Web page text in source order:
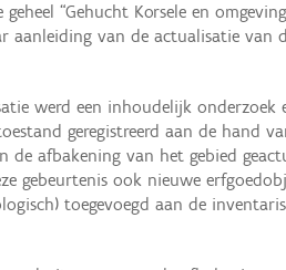
“Gehucht Korsele en
aanleiding van de actualisatie van
werd een inhoudelijk onderzoek
geregistreerd aan de hand
de afbakening van het gebied
gebeurtenis ook nieuwe
toegevoegd aan de